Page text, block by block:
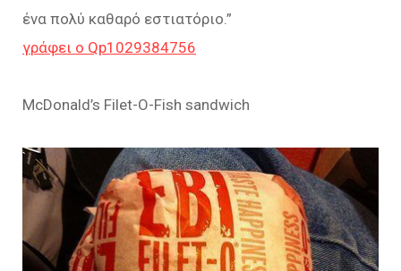
ένα πολύ καθαρό εστιατόριο.”
γράφει ο Qp1029384756
McDonald’s Filet-O-Fish sandwich